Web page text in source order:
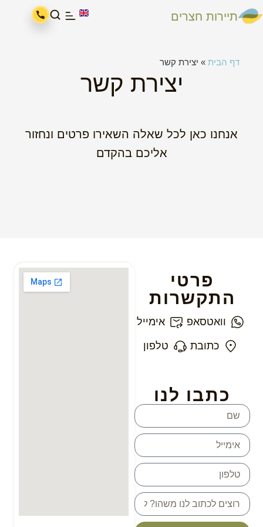
לתוכן
תיירות חצרים
דף הבית » יצירת קשר
יצירת קשר
אנחנו כאן לכל שאלה השאירו פרטים ונחזור
אליכם בהקדם
פרטי
התקשרות
וואטסאפ אימייל
כתובת טלפון
כתבו לנו